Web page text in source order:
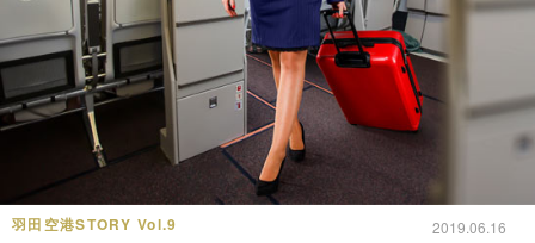
羽田空港STORY Vol.9 2019.06.16